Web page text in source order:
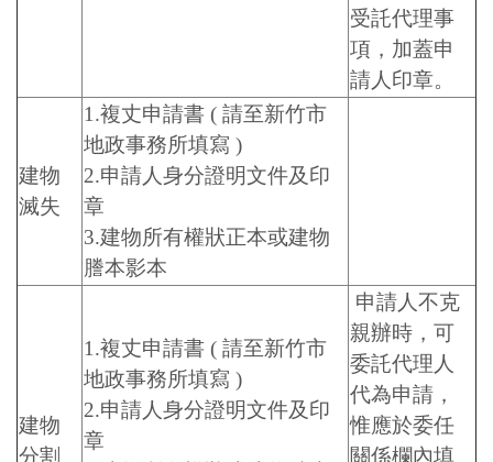
受託代理事
項，加蓋申
請人印章。
建物
滅失
1.複丈申請書 ( 請至新竹市
地政事務所填寫 )
2.申請人身分證明文件及印
章
3.建物所有權狀正本或建物
謄本影本
建物
分割
1.複丈申請書 ( 請至新竹市
地政事務所填寫 )
2.申請人身分證明文件及印
章
申請人不克
親辦時，可
委託代理人
代為申請，
惟應於委任
關係欄內填